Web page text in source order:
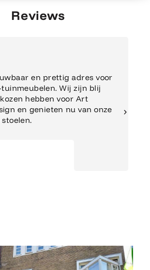
Reviews
en prettig adres voor
Wij zijn blij
hebben voor Art
en genieten nu van onze